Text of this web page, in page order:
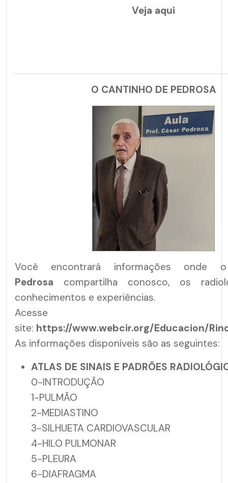
Veja aqui
O CANTINHO DE PEDROSA
Você encontrará informações
Pedrosa compartilha conosco, os
conhecimentos e experiências.
site: https://www.webcir.org/Educacion/
As informações disponíveis são as seguintes:
ATLAS DE SINAIS E PADRÕES
0-INTRODUÇÃO
1-PULMÃO
2-MEDIASTINO
3-SILHUETA CARDIOVASCULAR
4-HILO PULMONAR
5-PLEURA
6-DIAFRAGMA